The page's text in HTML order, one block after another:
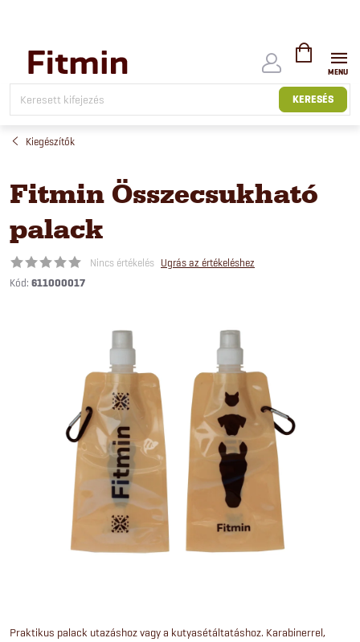
tartalomhoz
KERESÉS
KOSÁR
Kiegészítők
Fitmin Összecsukható
palack
Nincs értékelés Ugrás az értékeléshez
Kód: 611000017
Praktikus palack utazáshoz vagy a kutyasétáltatáshoz. Karabinerrel,